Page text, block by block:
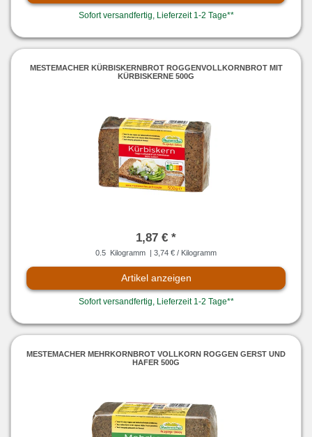
Sofort versandfertig, Lieferzeit 1-2 Tage**
MESTEMACHER KÜRBISKERNBROT ROGGENVOLLKORNBROT MIT
KÜRBISKERNE 500G
1,87 € *
0.5 Kilogramm | 3,74 € / Kilogramm
Artikel anzeigen
Sofort versandfertig, Lieferzeit 1-2 Tage**
MESTEMACHER MEHRKORNBROT VOLLKORN ROGGEN GERST UND
HAFER 500G